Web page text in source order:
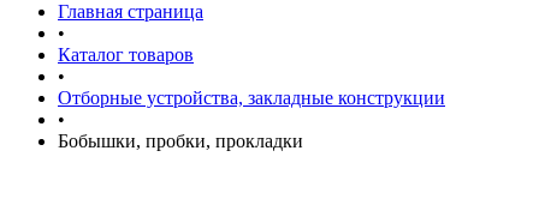
Главная страница
•
Каталог товаров
•
Отборные устройства, закладные конструкции
•
Бобышки, пробки, прокладки